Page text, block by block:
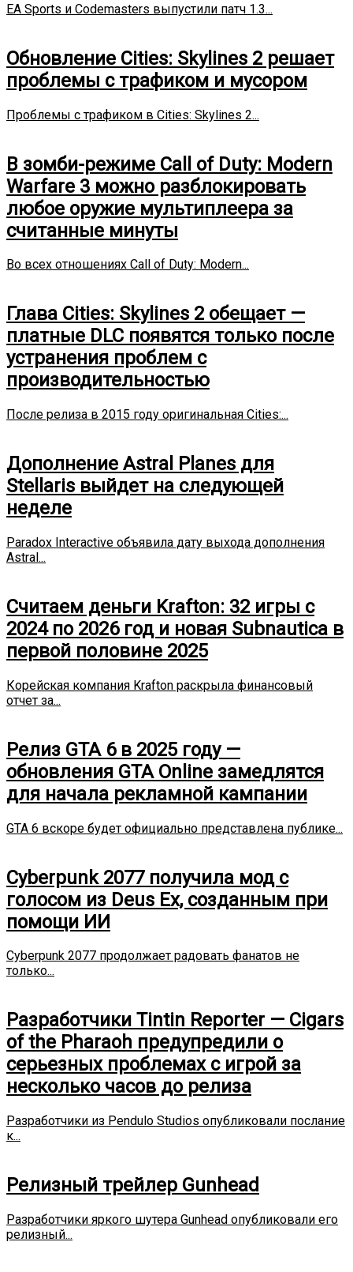
EA Sports и Codemasters выпустили патч 1.3...
Обновление Cities: Skylines 2 решает
проблемы с трафиком и мусором
Проблемы с трафиком в Cities: Skylines 2...
В зомби-режиме Call of Duty: Modern
Warfare 3 можно разблокировать
любое оружие мультиплеера за
считанные минуты
Во всех отношениях Call of Duty: Modern...
Глава Cities: Skylines 2 обещает —
платные DLC появятся только после
устранения проблем с
производительностью
После релиза в 2015 году оригинальная Cities:...
Дополнение Astral Planes для
Stellaris выйдет на следующей
неделе
Paradox Interactive объявила дату выхода дополнения
Astral...
Считаем деньги Krafton: 32 игры с
2024 по 2026 год и новая Subnautica в
первой половине 2025
Корейская компания Krafton раскрыла финансовый
отчет за...
Релиз GTA 6 в 2025 году —
обновления GTA Online замедлятся
для начала рекламной кампании
GTA 6 вскоре будет официально представлена публике...
Cyberpunk 2077 получила мод с
голосом из Deus Ex, созданным при
помощи ИИ
Cyberpunk 2077 продолжает радовать фанатов не
только...
Разработчики Tintin Reporter — Cigars
of the Pharaoh предупредили о
серьезных проблемах с игрой за
несколько часов до релиза
Разработчики из Pendulo Studios опубликовали послание
к...
Релизный трейлер Gunhead
Разработчики яркого шутера Gunhead опубликовали его
релизный...